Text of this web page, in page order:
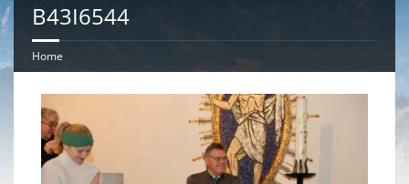
B43I6544
Home